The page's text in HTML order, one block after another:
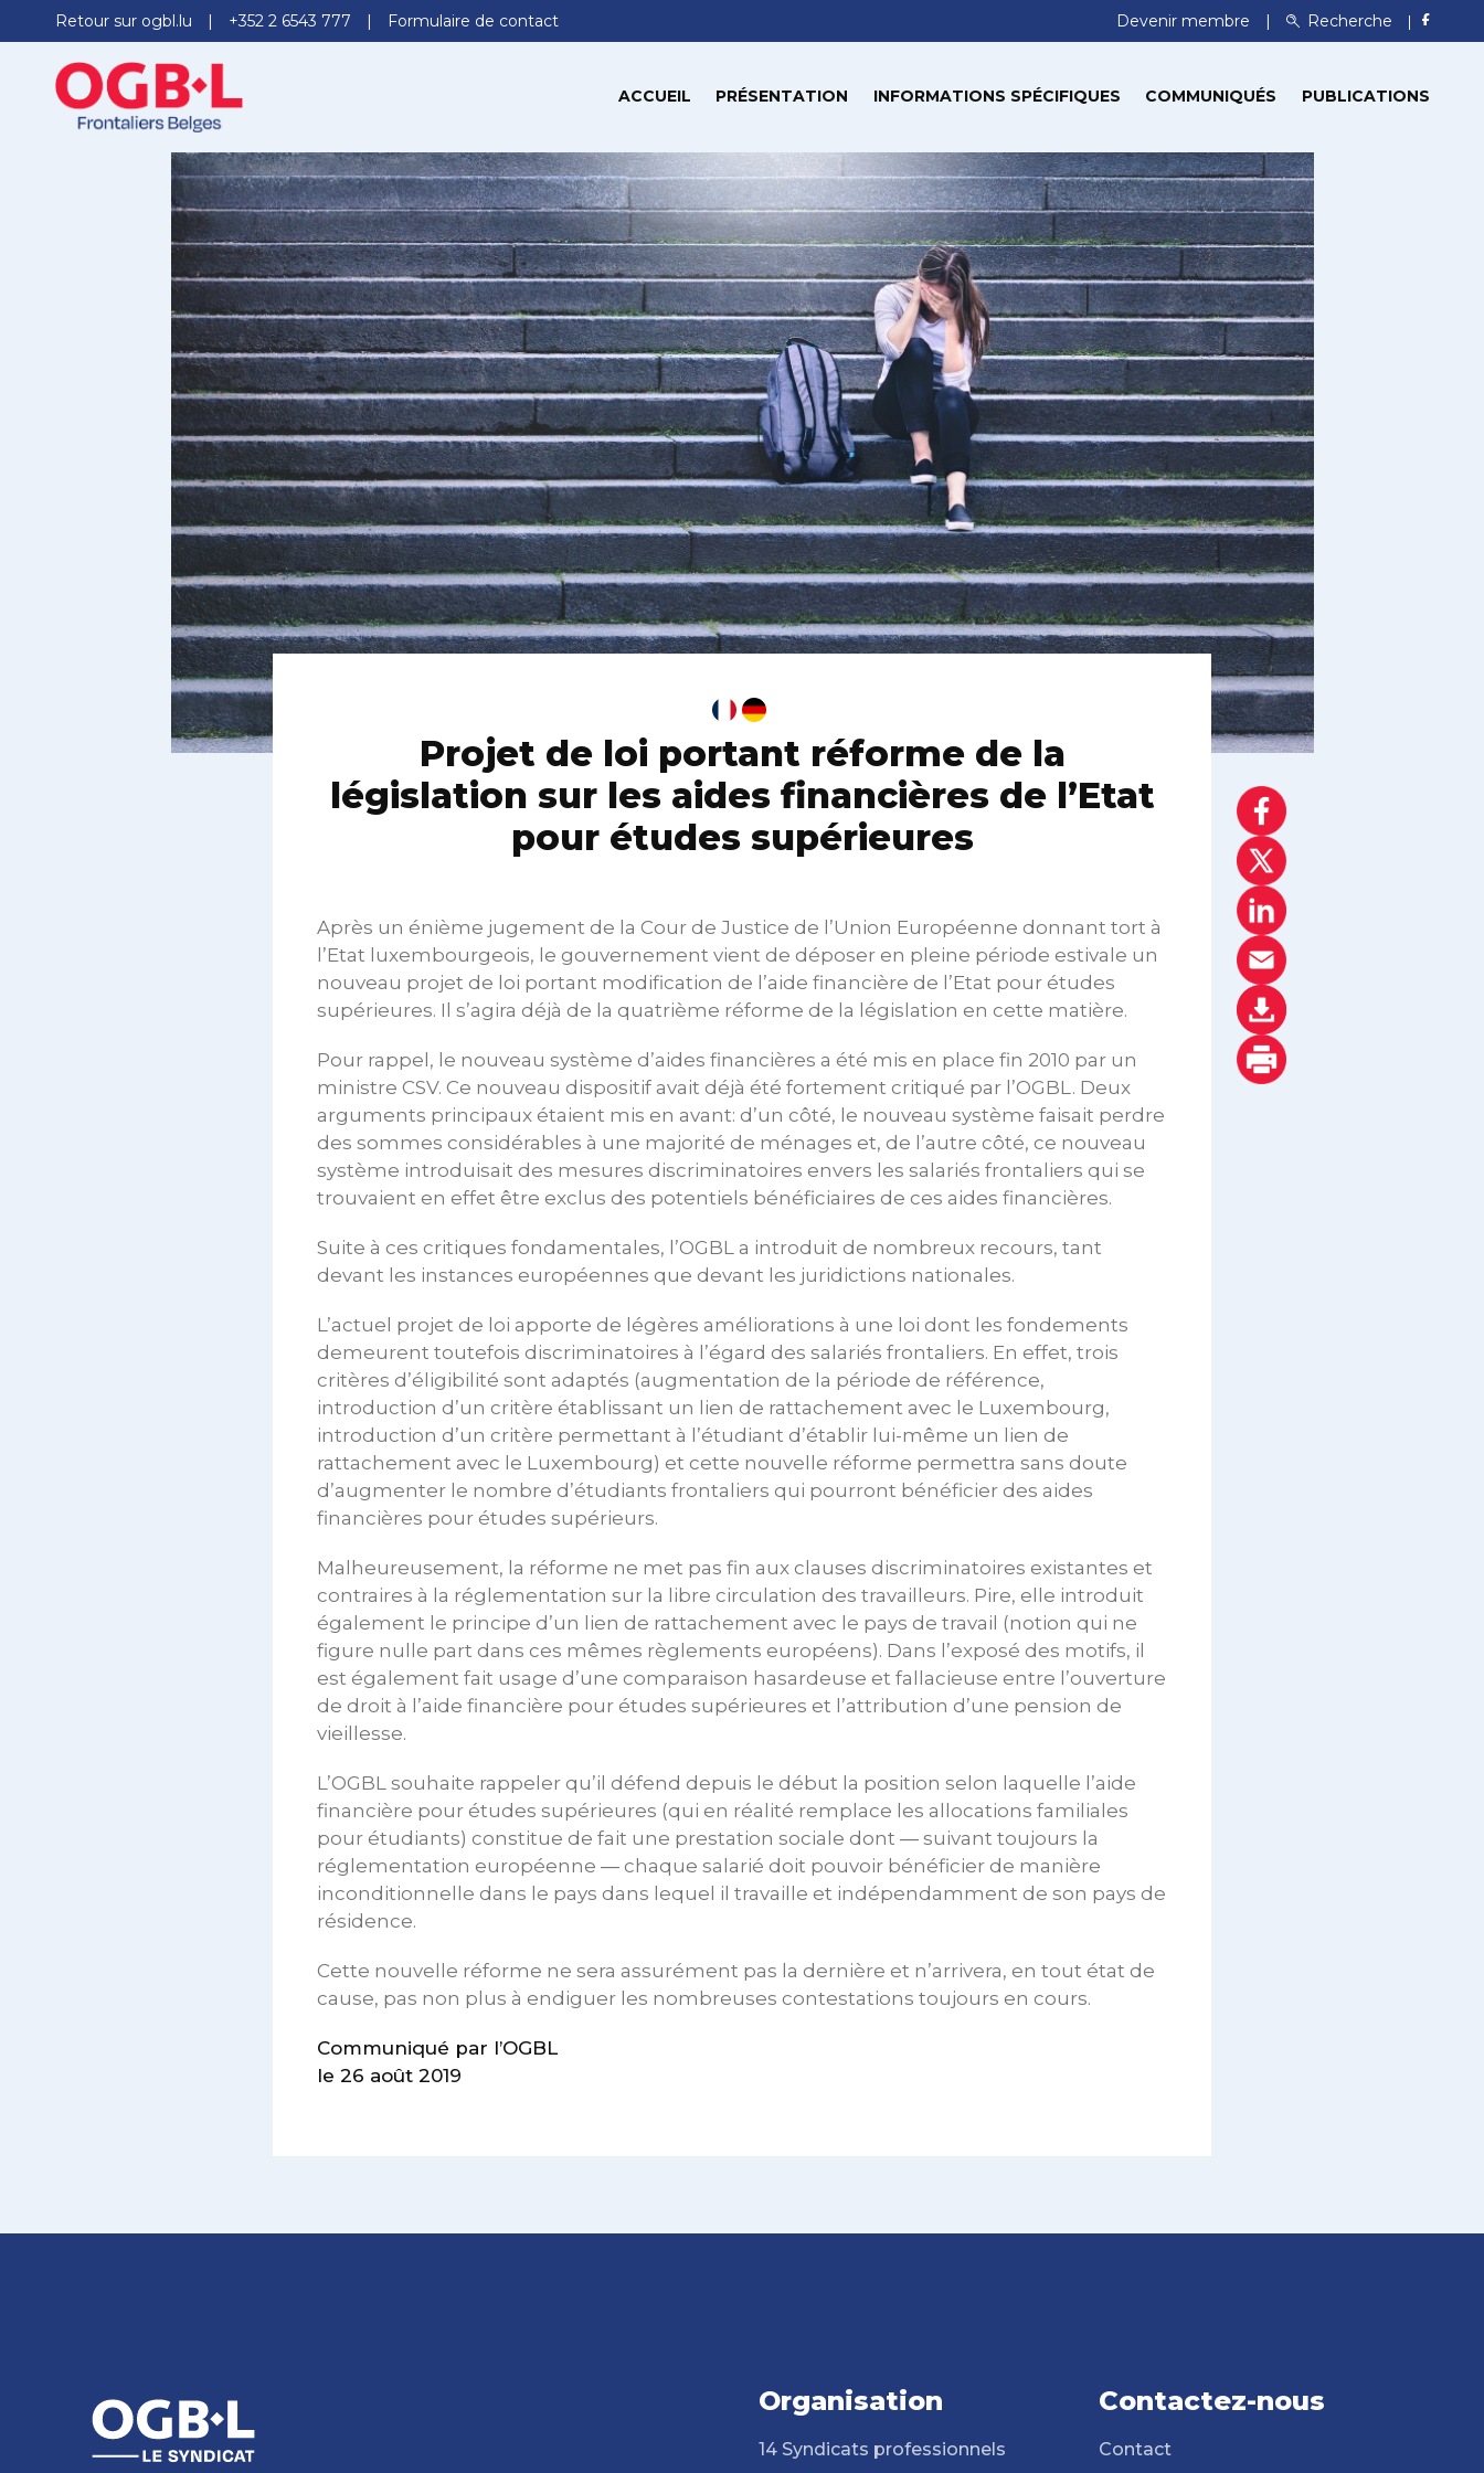
Retour sur ogbl.lu +352 2 6543 777 Formulaire de contact Devenir membre Recherche
ACCUEIL PRÉSENTATION INFORMATIONS SPÉCIFIQUES COMMUNIQUÉS PUBLICATIONS
Projet de loi portant réforme de la
législation sur les aides financières de l’Etat
pour études supérieures
Après un énième jugement de la Cour de Justice de l’Union Européenne donnant tort à
l’Etat luxembourgeois, le gouvernement vient de déposer en pleine période estivale un
nouveau projet de loi portant modification de l’aide financière de l’Etat pour études
supérieures. Il s’agira déjà de la quatrième réforme de la législation en cette matière.
Pour rappel, le nouveau système d’aides financières a été mis en place fin 2010 par un
ministre CSV. Ce nouveau dispositif avait déjà été fortement critiqué par l’OGBL. Deux
arguments principaux étaient mis en avant: d’un côté, le nouveau système faisait perdre
des sommes considérables à une majorité de ménages et, de l’autre côté, ce nouveau
système introduisait des mesures discriminatoires envers les salariés frontaliers qui se
trouvaient en effet être exclus des potentiels bénéficiaires de ces aides financières.
Suite à ces critiques fondamentales, l’OGBL a introduit de nombreux recours, tant
devant les instances européennes que devant les juridictions nationales.
L’actuel projet de loi apporte de légères améliorations à une loi dont les fondements
demeurent toutefois discriminatoires à l’égard des salariés frontaliers. En effet, trois
critères d’éligibilité sont adaptés (augmentation de la période de référence,
introduction d’un critère établissant un lien de rattachement avec le Luxembourg,
introduction d’un critère permettant à l’étudiant d’établir lui-même un lien de
rattachement avec le Luxembourg) et cette nouvelle réforme permettra sans doute
d’augmenter le nombre d’étudiants frontaliers qui pourront bénéficier des aides
financières pour études supérieurs.
Malheureusement, la réforme ne met pas fin aux clauses discriminatoires existantes et
contraires à la réglementation sur la libre circulation des travailleurs. Pire, elle introduit
également le principe d’un lien de rattachement avec le pays de travail (notion qui ne
figure nulle part dans ces mêmes règlements européens). Dans l’exposé des motifs, il
est également fait usage d’une comparaison hasardeuse et fallacieuse entre l’ouverture
de droit à l’aide financière pour études supérieures et l’attribution d’une pension de
vieillesse.
L’OGBL souhaite rappeler qu’il défend depuis le début la position selon laquelle l’aide
financière pour études supérieures (qui en réalité remplace les allocations familiales
pour étudiants) constitue de fait une prestation sociale dont ― suivant toujours la
réglementation européenne ― chaque salarié doit pouvoir bénéficier de manière
inconditionnelle dans le pays dans lequel il travaille et indépendamment de son pays de
résidence.
Cette nouvelle réforme ne sera assurément pas la dernière et n’arrivera, en tout état de
cause, pas non plus à endiguer les nombreuses contestations toujours en cours.
Communiqué par l’OGBL
le 26 août 2019
Organisation
14 Syndicats professionnels
Contactez-nous
Contact